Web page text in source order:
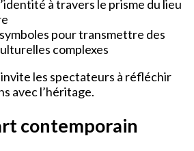
à travers le prisme du lieu
pour transmettre des
complexes
les spectateurs à réfléchir
avec l’héritage.
contemporain